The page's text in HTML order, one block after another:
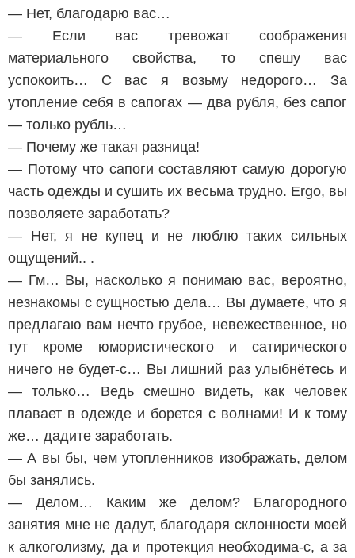
— Нет, благодарю вас…
— Если вас тревожат соображения
материального свойства, то спешу вас
успокоить… С вас я возьму недорого… За
утопление себя в сапогах — два рубля, без сапог
— только рубль…
— Почему же такая разница!
— Потому что сапоги составляют самую дорогую
часть одежды и сушить их весьма трудно. Ergo, вы
позволяете заработать?
— Нет, я не купец и не люблю таких сильных
ощущений.. .
— Гм… Вы, насколько я понимаю вас, вероятно,
незнакомы с сущностью дела… Вы думаете, что я
предлагаю вам нечто грубое, невежественное, но
тут кроме юмористического и сатирического
ничего не будет-с… Вы лишний раз улыбнётесь и
— только… Ведь смешно видеть, как человек
плавает в одежде и борется с волнами! И к тому
же… дадите заработать.
— А вы бы, чем утопленников изображать, делом
бы занялись.
— Делом… Каким же делом? Благородного
занятия мне не дадут, благодаря склонности моей
к алкоголизму, да и протекция необходима-с, а за